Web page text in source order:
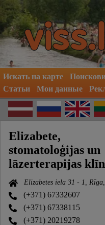
Искать на карте
Статьи
Мои данные
Elizabete,
stomatoloģijas un
lāzerterapijas
Elizabetes iela 31 - 1,
(+371) 67332607
(+371) 67338115
(+371) 20219278